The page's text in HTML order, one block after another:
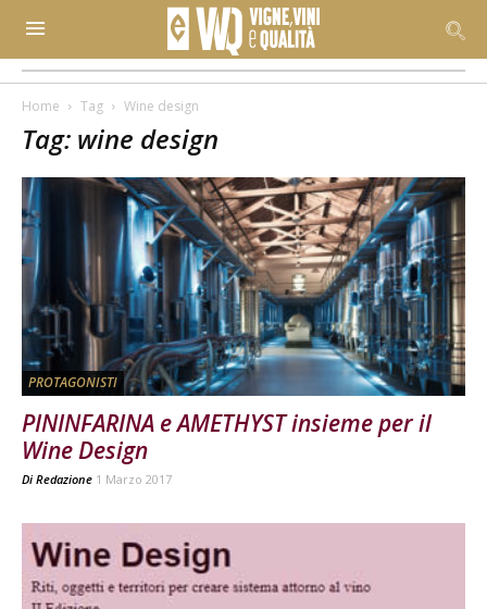
Home Tag Wine design
Tag: wine design
PROTAGONISTI
PININFARINA e AMETHYST insieme per il
Wine Design
Di Redazione 1 Marzo 2017